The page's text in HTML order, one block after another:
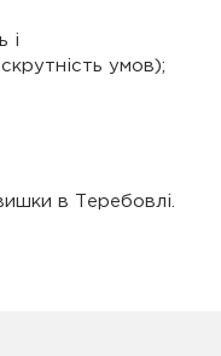
і
умов);
в Теребовлі.